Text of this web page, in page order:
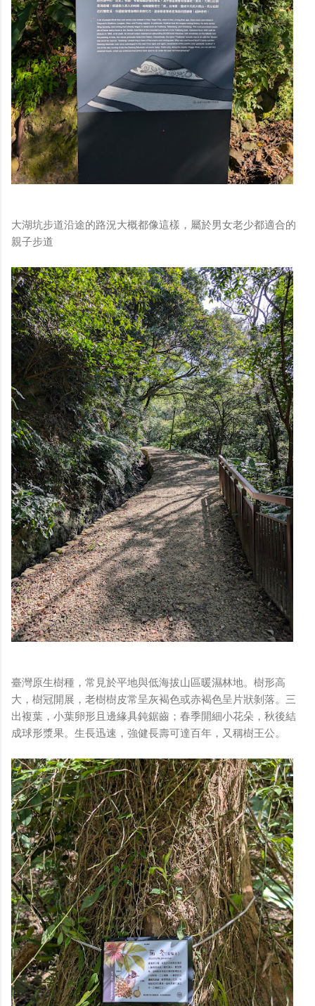
大湖坑步道沿途的路況大概都像這樣，屬於男女老少都適合的
親子步道
臺灣原生樹種，常見於平地與低海拔山區暖濕林地。樹形高
大，樹冠開展，老樹樹皮常呈灰褐色或赤褐色呈片狀剝落。三
出複葉，小葉卵形且邊緣具鈍鋸齒；春季開細小花朵，秋後結
成球形漿果。生長迅速，強健長壽可達百年，又稱樹王公。